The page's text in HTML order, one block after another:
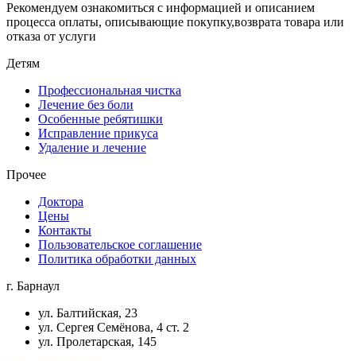
Рекомендуем ознакомиться с информацией и описанием
процессa оплаты, описывающие покупку,возврата товара или
отказа от услуги
Детям
Профессиональная чистка
Лечение без боли
Особенные ребятишки
Исправление прикуса
Удаление и лечение
Прочее
Доктора
Цены
Контакты
Пользовательское соглашение
Политика обработки данных
г. Барнаул
ул. Балтийская, 23
ул. Сергея Семёнова, 4 ст. 2
ул. Пролетарская, 145